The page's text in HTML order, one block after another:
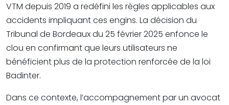
VTM depuis 2019 a redéfini les règles applicables aux
accidents impliquant ces engins. La décision du
Tribunal de Bordeaux du 25 février 2025 enfonce le
clou en confirmant que leurs utilisateurs ne
bénéficient plus de la protection renforcée de la loi
Badinter.
Dans ce contexte, l’accompagnement par un avocat